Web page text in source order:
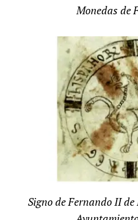
Monedas de
Signo de Fernando II